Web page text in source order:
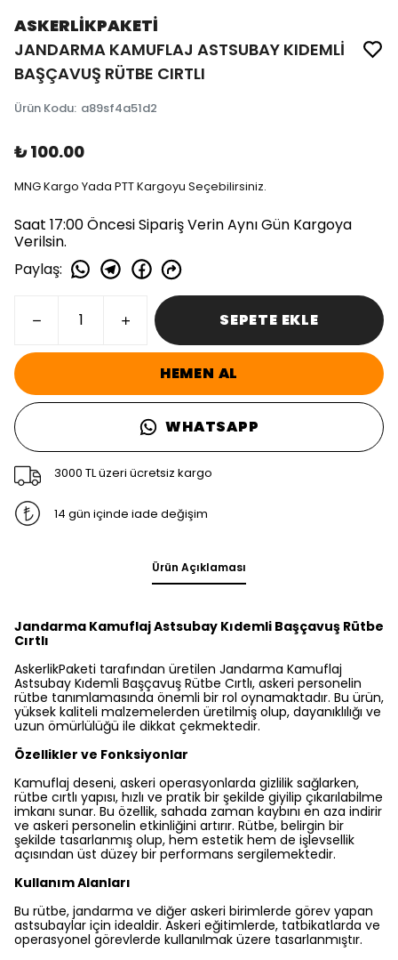
ASKERLİKPAKETİ
JANDARMA KAMUFLAJ ASTSUBAY KIDEMLİ
BAŞÇAVUŞ RÜTBE CIRTLI
Ürün Kodu: a89sf4a51d2
₺ 100.00
MNG Kargo Yada PTT Kargoyu Seçebilirsiniz.
Saat 17:00 Öncesi Sipariş Verin Aynı Gün Kargoya
Verilsin.
Paylaş:
SEPETE EKLE
HEMEN AL
WHATSAPP
3000 TL üzeri ücretsiz kargo
14 gün içinde iade değişim
Ürün Açıklaması
Jandarma Kamuflaj Astsubay Kıdemli Başçavuş Rütbe
Cırtlı
AskerlikPaketi tarafından üretilen Jandarma Kamuflaj
Astsubay Kıdemli Başçavuş Rütbe Cırtlı, askeri personelin
rütbe tanımlamasında önemli bir rol oynamaktadır. Bu ürün,
yüksek kaliteli malzemelerden üretilmiş olup, dayanıklılığı ve
uzun ömürlülüğü ile dikkat çekmektedir.
Özellikler ve Fonksiyonlar
Kamuflaj deseni, askeri operasyonlarda gizlilik sağlarken,
rütbe cırtlı yapısı, hızlı ve pratik bir şekilde giyilip çıkarılabilme
imkanı sunar. Bu özellik, sahada zaman kaybını en aza indirir
ve askeri personelin etkinliğini artırır. Rütbe, belirgin bir
şekilde tasarlanmış olup, hem estetik hem de işlevsellik
açısından üst düzey bir performans sergilemektedir.
Kullanım Alanları
Bu rütbe, jandarma ve diğer askeri birimlerde görev yapan
astsubaylar için idealdir. Askeri eğitimlerde, tatbikatlarda ve
operasyonel görevlerde kullanılmak üzere tasarlanmıştır.